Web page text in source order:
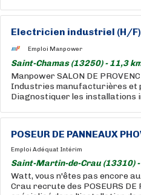
Electricien industriel (H/F)
Emploi Manpower
Saint-Chamas (13250) - 11,3
Manpower SALON DE
Industries manufacturières et
Diagnostiquer les installations
POSEUR DE PANNEAUX
Emploi Adéquat Intérim
Saint-Martin-de-Crau (13310)
Watt, vous n'êtes pas encore
Crau recrute des POSEURS DE